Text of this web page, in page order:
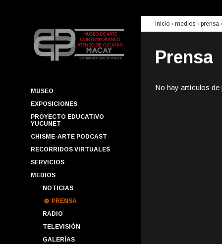
MUSEO
EXPOSICIONES
PROYECTO EDUCATIVO
YUCUNET
CHISME-ARTE PODCAST
RECORRIDOS VIRTUALES
SERVICIOS
MEDIOS
NOTICIAS
PRENSA
RADIO
TELEVISIÓN
GALERÍAS
inicio › medios › prensa
Prensa
No hay artículos de